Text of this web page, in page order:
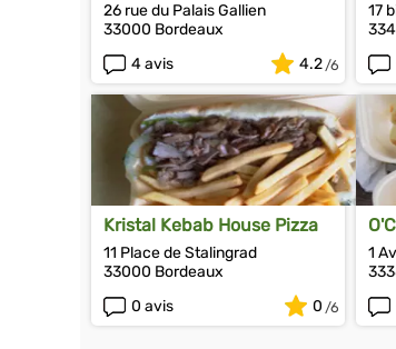
26 rue du Palais Gallien
33000 Bordeaux
4 avis
4.2
17
Kristal Kebab House Pizza
11 Place de Stalingrad
33000 Bordeaux
0 avis
0
1